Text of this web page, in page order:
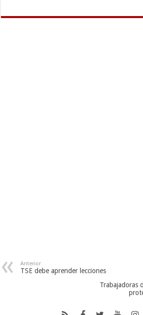
Anterior
TSE debe aprender lecciones
Trabajadoras